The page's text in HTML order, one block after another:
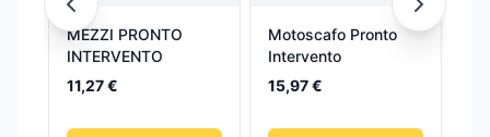
MEZZI PRONTO
INTERVENTO
11,27 €
Motoscafo Pronto
Intervento
15,97 €